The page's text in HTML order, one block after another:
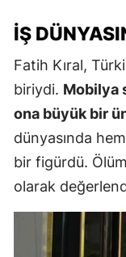
İŞ
Fatih Kıral,
biriydi. Mobilya
ona büyük bir
dünyasında
bir figürdü.
olarak